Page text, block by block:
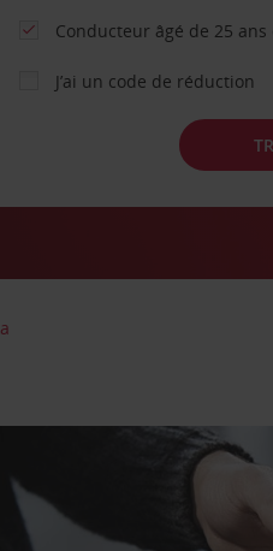
Conducteur âgé de 25 ans
J’ai un code de réduction